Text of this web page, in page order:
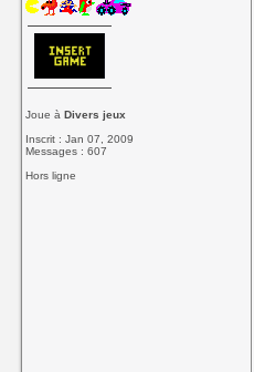
Joue àDivers jeux
Inscrit : Jan 07, 2009
Messages : 607
Hors ligne